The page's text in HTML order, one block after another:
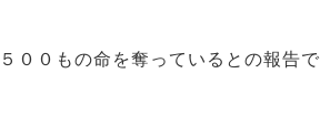
００もの命を奪っているとの報告で